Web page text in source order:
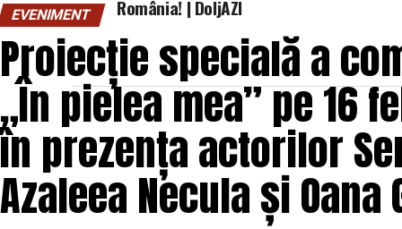
România! | DoljAZI
EVENIMENT
Proiecție specială a
„În pielea mea” pe 16
în prezența actorilor
Azaleea Necula și Oana